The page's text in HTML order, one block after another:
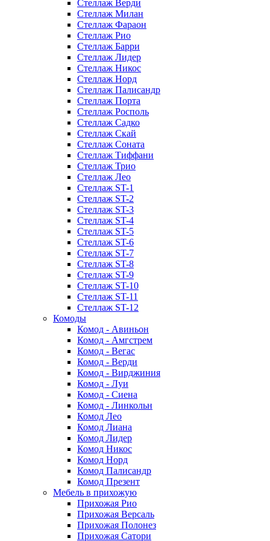
Стеллаж Верди
Стеллаж Милан
Стеллаж Фараон
Стеллаж Рио
Стеллаж Барри
Стеллаж Лидер
Стеллаж Никос
Стеллаж Норд
Стеллаж Палисандр
Стеллаж Порта
Стеллаж Росполь
Стеллаж Садко
Стеллаж Скай
Стеллаж Соната
Стеллаж Тиффани
Стеллаж Трио
Стеллаж Лео
Стеллаж ST-1
Стеллаж ST-2
Стеллаж ST-3
Стеллаж ST-4
Стеллаж ST-5
Стеллаж ST-6
Стеллаж ST-7
Стеллаж ST-8
Стеллаж ST-9
Стеллаж ST-10
Стеллаж ST-11
Стеллаж ST-12
Комоды
Комод - Авиньон
Комод - Амгстрем
Комод - Вегас
Комод - Верди
Комод - Вирджиния
Комод - Луи
Комод - Сиена
Комод - Линкольн
Комод Лео
Комод Лиана
Комод Лидер
Комод Никос
Комод Норд
Комод Палисандр
Комод Презент
Мебель в прихожую
Прихожая Рио
Прихожая Версаль
Прихожая Полонез
Прихожая Сатори